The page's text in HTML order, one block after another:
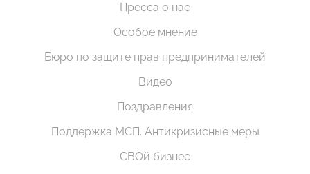
Пресса о нас
Особое мнение
Бюро по защите прав предпринимателей
Видео
Поздравления
Поддержка МСП. Антикризисные меры
СВОй бизнес